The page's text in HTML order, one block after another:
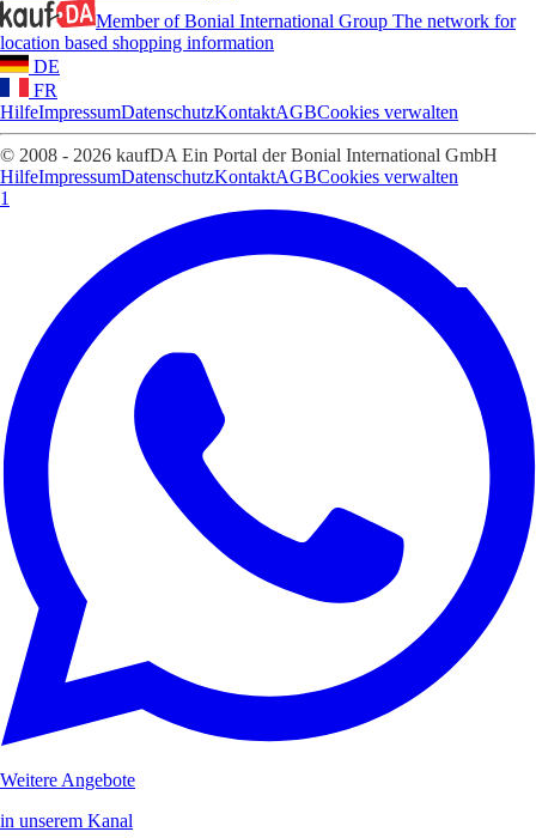
Member of Bonial International Group The network for
location based shopping information
DE
FR
HilfeImpressumDatenschutzKontaktAGBCookies verwalten
© 2008 - 2026 kaufDA Ein Portal der Bonial International GmbH
HilfeImpressumDatenschutzKontaktAGBCookies verwalten
1
Weitere Angebote
in unserem Kanal